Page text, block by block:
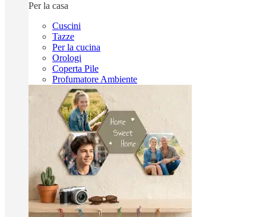
Per la casa
Cuscini
Tazze
Per la cucina
Orologi
Coperta Pile
Profumatore Ambiente